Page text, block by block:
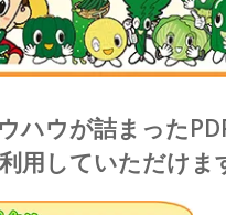
ハウが詰まった
用していただけま